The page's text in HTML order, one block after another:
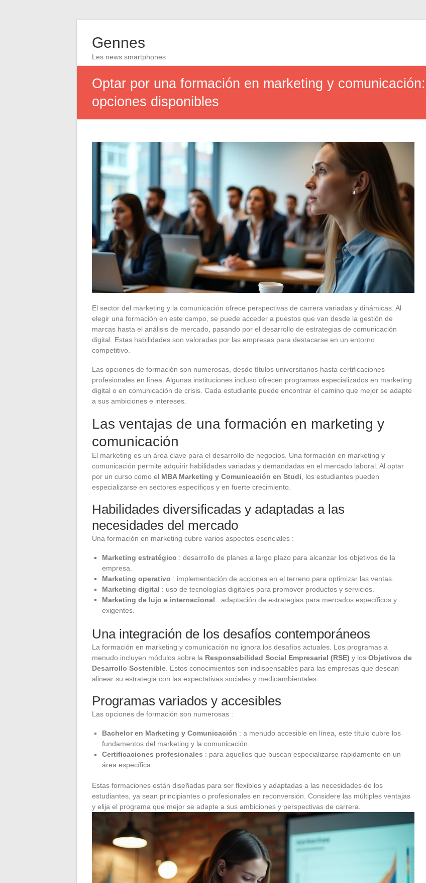
Gennes
Les news smartphones
Optar por una formación en marketing y
opciones disponibles
El sector del marketing y la comunicación ofrece perspectivas de carrera variadas y dinámicas. Al
elegir una formación en este campo, se puede acceder a puestos que van desde la gestión de
marcas hasta el análisis de mercado, pasando por el desarrollo de estrategias de comunicación
digital. Estas habilidades son valoradas por las empresas para destacarse en un entorno
competitivo.
Las opciones de formación son numerosas, desde títulos universitarios hasta certificaciones
profesionales en línea. Algunas instituciones incluso ofrecen programas especializados en marketing
digital o en comunicación de crisis. Cada estudiante puede encontrar el camino que mejor se adapte
a sus ambiciones e intereses.
Las ventajas de una formación en marketing y
comunicación
El marketing es un área clave para el desarrollo de negocios. Una formación en marketing y
comunicación permite adquirir habilidades variadas y demandadas en el mercado laboral. Al optar
por un curso como el MBA Marketing y Comunicación en Studi , los estudiantes pueden
especializarse en sectores específicos y en fuerte crecimiento.
Habilidades diversificadas y adaptadas a las
necesidades del mercado
Una formación en marketing cubre varios aspectos esenciales :
Marketing estratégico : desarrollo de planes a largo plazo para alcanzar los objetivos de la
empresa.
Marketing operativo : implementación de acciones en el terreno para optimizar las ventas.
Marketing digital : uso de tecnologías digitales para promover productos y servicios.
Marketing de lujo e internacional : adaptación de estrategias para mercados específicos y
exigentes.
Una integración de los desafíos contemporáneos
La formación en marketing y comunicación no ignora los desafíos actuales. Los programas a
menudo incluyen módulos sobre la Responsabilidad Social Empresarial (RSE) y los Objetivos de
Desarrollo Sostenible . Estos conocimientos son indispensables para las empresas que desean
alinear su estrategia con las expectativas sociales y medioambientales.
Programas variados y accesibles
Las opciones de formación son numerosas :
Bachelor en Marketing y Comunicación : a menudo accesible en línea, este título cubre los
fundamentos del marketing y la comunicación.
Certificaciones profesionales : para aquellos que buscan especializarse rápidamente en un
área específica.
Estas formaciones están diseñadas para ser flexibles y adaptadas a las necesidades de los
estudiantes, ya sean principiantes o profesionales en reconversión. Considere las múltiples ventajas
y elija el programa que mejor se adapte a sus ambiciones y perspectivas de carrera.